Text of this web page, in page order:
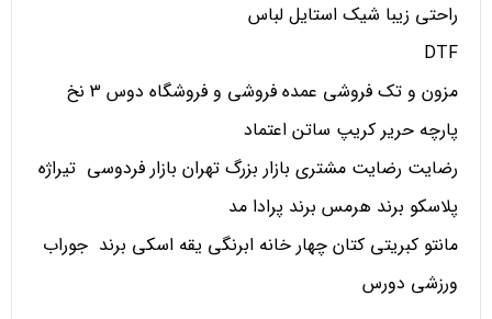
راحتی زیبا شیک استایل لباس
DTF
مزون و تک فروشی عمده فروشی و فروشگاه دوس 3 نخ
پارچه حریر کریپ ساتن اعتماد
رضایت رضایت مشتری بازار بزرگ تهران بازار فردوسی تیراژه
پلاسکو برند هرمس برند پرادا مد
مانتو کبریتی کتان چهار خانه ابرنگی یقه اسکی برند جوراب
ورزشی دورس